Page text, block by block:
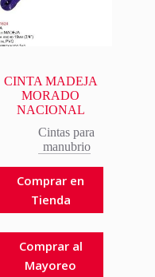
CINTA MADEJA
MORADO
NACIONAL
Cintas para
manubrio
Comprar en
Tienda
Comprar al
Mayoreo